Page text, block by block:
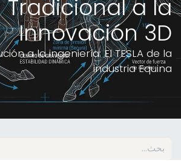
Tradicional a la
Innovación 3D
a la ingeniería: El TESLA de la
industria Equina